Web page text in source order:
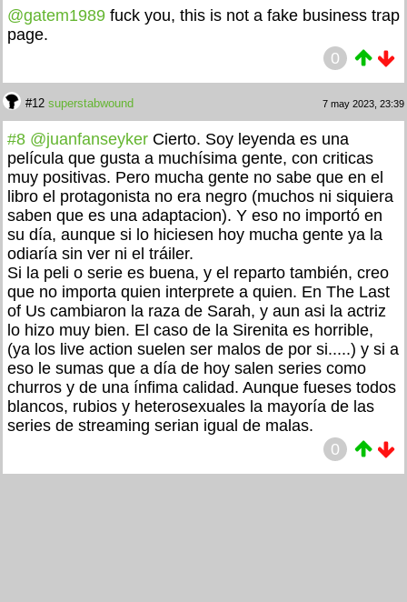
@gatem1989 fuck you, this is not a fake business trap
page.
0
#12 superstabwound 7 may 2023, 23:39
#8 @juanfanseyker Cierto. Soy leyenda es una
película que gusta a muchísima gente, con criticas
muy positivas. Pero mucha gente no sabe que en el
libro el protagonista no era negro (muchos ni siquiera
saben que es una adaptacion). Y eso no importó en
su día, aunque si lo hiciesen hoy mucha gente ya la
odiaría sin ver ni el tráiler.
Si la peli o serie es buena, y el reparto también, creo
que no importa quien interprete a quien. En The Last
of Us cambiaron la raza de Sarah, y aun asi la actriz
lo hizo muy bien. El caso de la Sirenita es horrible,
(ya los live action suelen ser malos de por si.....) y si a
eso le sumas que a día de hoy salen series como
churros y de una ínfima calidad. Aunque fueses todos
blancos, rubios y heterosexuales la mayoría de las
series de streaming serian igual de malas.
0